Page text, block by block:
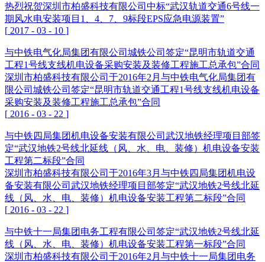
热烈祝贺深圳市柏盛科技有限公司中标“武汉轨道交通6号线一
期风水电安装项目1、4、7、9标段EPS应急电源装置”
[ 2017 - 03 - 10 ]
与中铁电气化局集团有限公司城铁公司签定“昆明市轨道交通
工程1号线支线机电设备采购安装及装修工程施工总承包”合同
深圳市柏盛科技有限公司于2016年2月与中铁电气化局集团有
限公司城铁公司签定“昆明市轨道交通工程1号线支线机电设备
采购安装及装修工程施工总承包”合同
[ 2016 - 03 - 22 ]
与中铁四局集团机电设备安装有限公司武汉地铁经理项目部签
定“武汉地铁2号线北延线（风、水、电、装修）机电设备安装
工程第二标段”合同
深圳市柏盛科技有限公司于2016年3月与中铁四局集团机电设
备安装有限公司武汉地铁经理项目部签定“武汉地铁2号线北延
线（风、水、电、装修）机电设备安装工程第二标段”合同
[ 2016 - 03 - 22 ]
与中铁十一局集团电务工程有限公司签定“武汉地铁2号线北延
线（风、水、电、装修）机电设备安装工程第一标段”合同
深圳市柏盛科技有限公司于2016年2月与中铁十一局集团电务